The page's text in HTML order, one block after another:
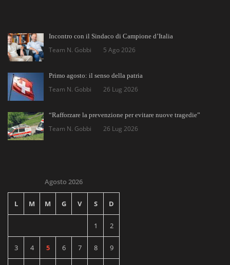
Incontro con il Sindaco di Campione d’Italia
Team N. Gobbi 5 Ago 2026
Primo agosto: il senso della patria
Team N. Gobbi 26 Lug 2026
“Rafforzare la prevenzione per evitare nuove tragedie”
Team N. Gobbi 26 Lug 2026
Agosto 2026
L M M G V S D
1 2
3 4 5 6 7 8 9